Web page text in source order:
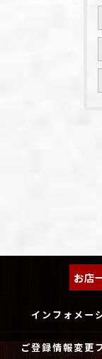
お店
インフォメー
ご登録情報変更